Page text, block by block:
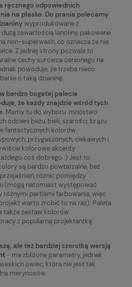
ręcznego odpowiednich
na płasko. Do prania polecamy
wyprodukowane z
zawartością lanoliny, pakowane
non-superwash, co oznacza że nie
Z jednej strony pozwala to
cechy surowca cenionego na
powoduje, że trzeba nieco
o taką dzianinę.
bardzo bogatej palecie
że każdy znajdzie wśród tych
Mamy tu do wyboru mnóstwo
odcieni beżu, bieli, szarości, brązu
fantastycznych kolorów
przygaszonych, ciekawych i
kolorowe akcenty
coś dobrego :) Jest to
są bardzo powtarzalne, bez
różnic pomiędzy
(mogą natomiast występować
różnymi partiami farbowania, więc
warto zrobić to na raz). Paleta
także zestaw kolorów
z popularną projektantką
ale też bardziej szorstką wersją
- ma zbliżone parametry, jednak
owiec, która nie jest tak
merynosów.